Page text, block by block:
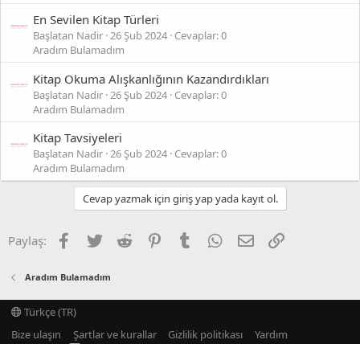
En Sevilen Kitap Türleri
Başlatan Nadir 26 Şub 2024 Cevaplar: 0
Aradım Bulamadım
Kitap Okuma Alışkanlığının Kazandırdıkları
Başlatan Nadir 26 Şub 2024 Cevaplar: 0
Aradım Bulamadım
Kitap Tavsiyeleri
Başlatan Nadir 26 Şub 2024 Cevaplar: 0
Aradım Bulamadım
Cevap yazmak için giriş yap yada kayıt ol.
Paylaş: Facebook
Twitter Reddit PinterestTumblr WhatsApp
E-posta
Aradım Bulamadım
Türkçe (TR)
Bize ulaşın
Şartlar ve kurallar Gizlilik politikası
Yardım